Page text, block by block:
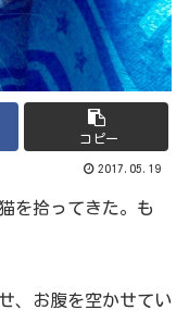
コピー
2017.05.19
を拾ってきた。も
、お腹を空かせてい